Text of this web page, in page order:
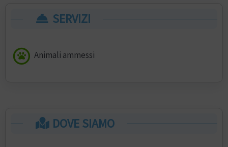
SERVIZI
Animali ammessi
DOVE SIAMO